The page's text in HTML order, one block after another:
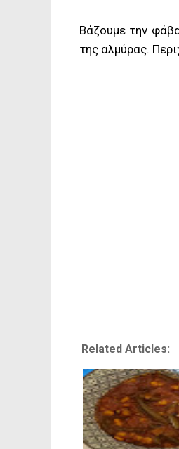
Βάζουμε την
της αλμύρας.
Related Articles: